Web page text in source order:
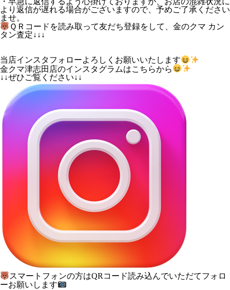
より返信が遅れる場合がございますので、予めご了承ください
ませ。
ＱＲコードを読み取って友だち登録をして、金のクマ カン
タン査定↓↓↓
当店インスタフォローよろしくお願いいたします
金クマ津志田店のインスタグラムはこちらから
↓↓ぜひご覧ください↓↓
スマートフォンの方はQRコード読み込んでいただてフォロ
ーお願いします